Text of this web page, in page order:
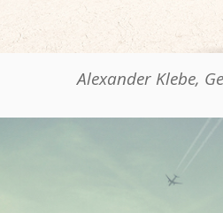
Alexander Klebe,